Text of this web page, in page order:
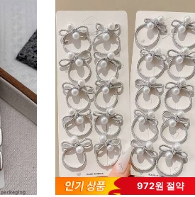
972원 절약